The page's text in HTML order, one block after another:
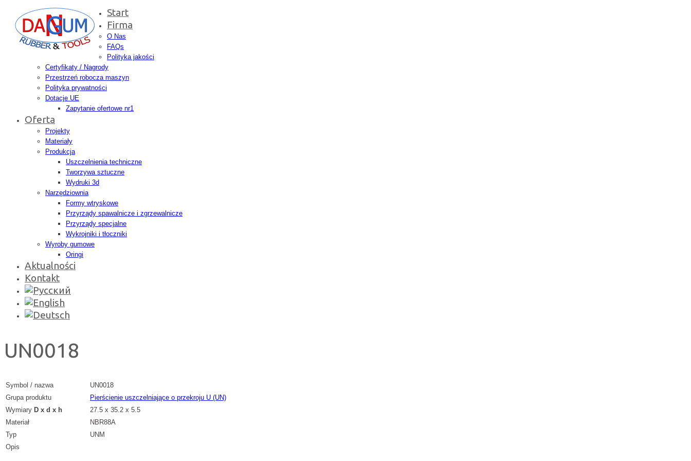
Start
Firma
O Nas
FAQs
Polityka jakości
Certyfikaty / Nagrody
Przestrzeń robocza maszyn
Polityka prywatności
Dotacje UE
Zapytanie ofertowe nr1
Oferta
Projekty
Materiały
Produkcja
Uszczelnienia techniczne
Tworzywa sztuczne
Wydruki 3d
Narzędziownia
Formy wtryskowe
Przyrządy spawalnicze i zgrzewalnicze
Przyrządy specjalne
Wykrojniki i tłoczniki
Wyroby gumowe
Oringi
Aktualności
Kontakt
UN0018
Symbol / nazwa
UN0018
Grupa produktu
Pierścienie uszczelniające o przekroju U (UN)
Wymiary D x d x h
27.5 x 35.2 x 5.5
Materiał
NBR88A
Typ
UNM
Opis